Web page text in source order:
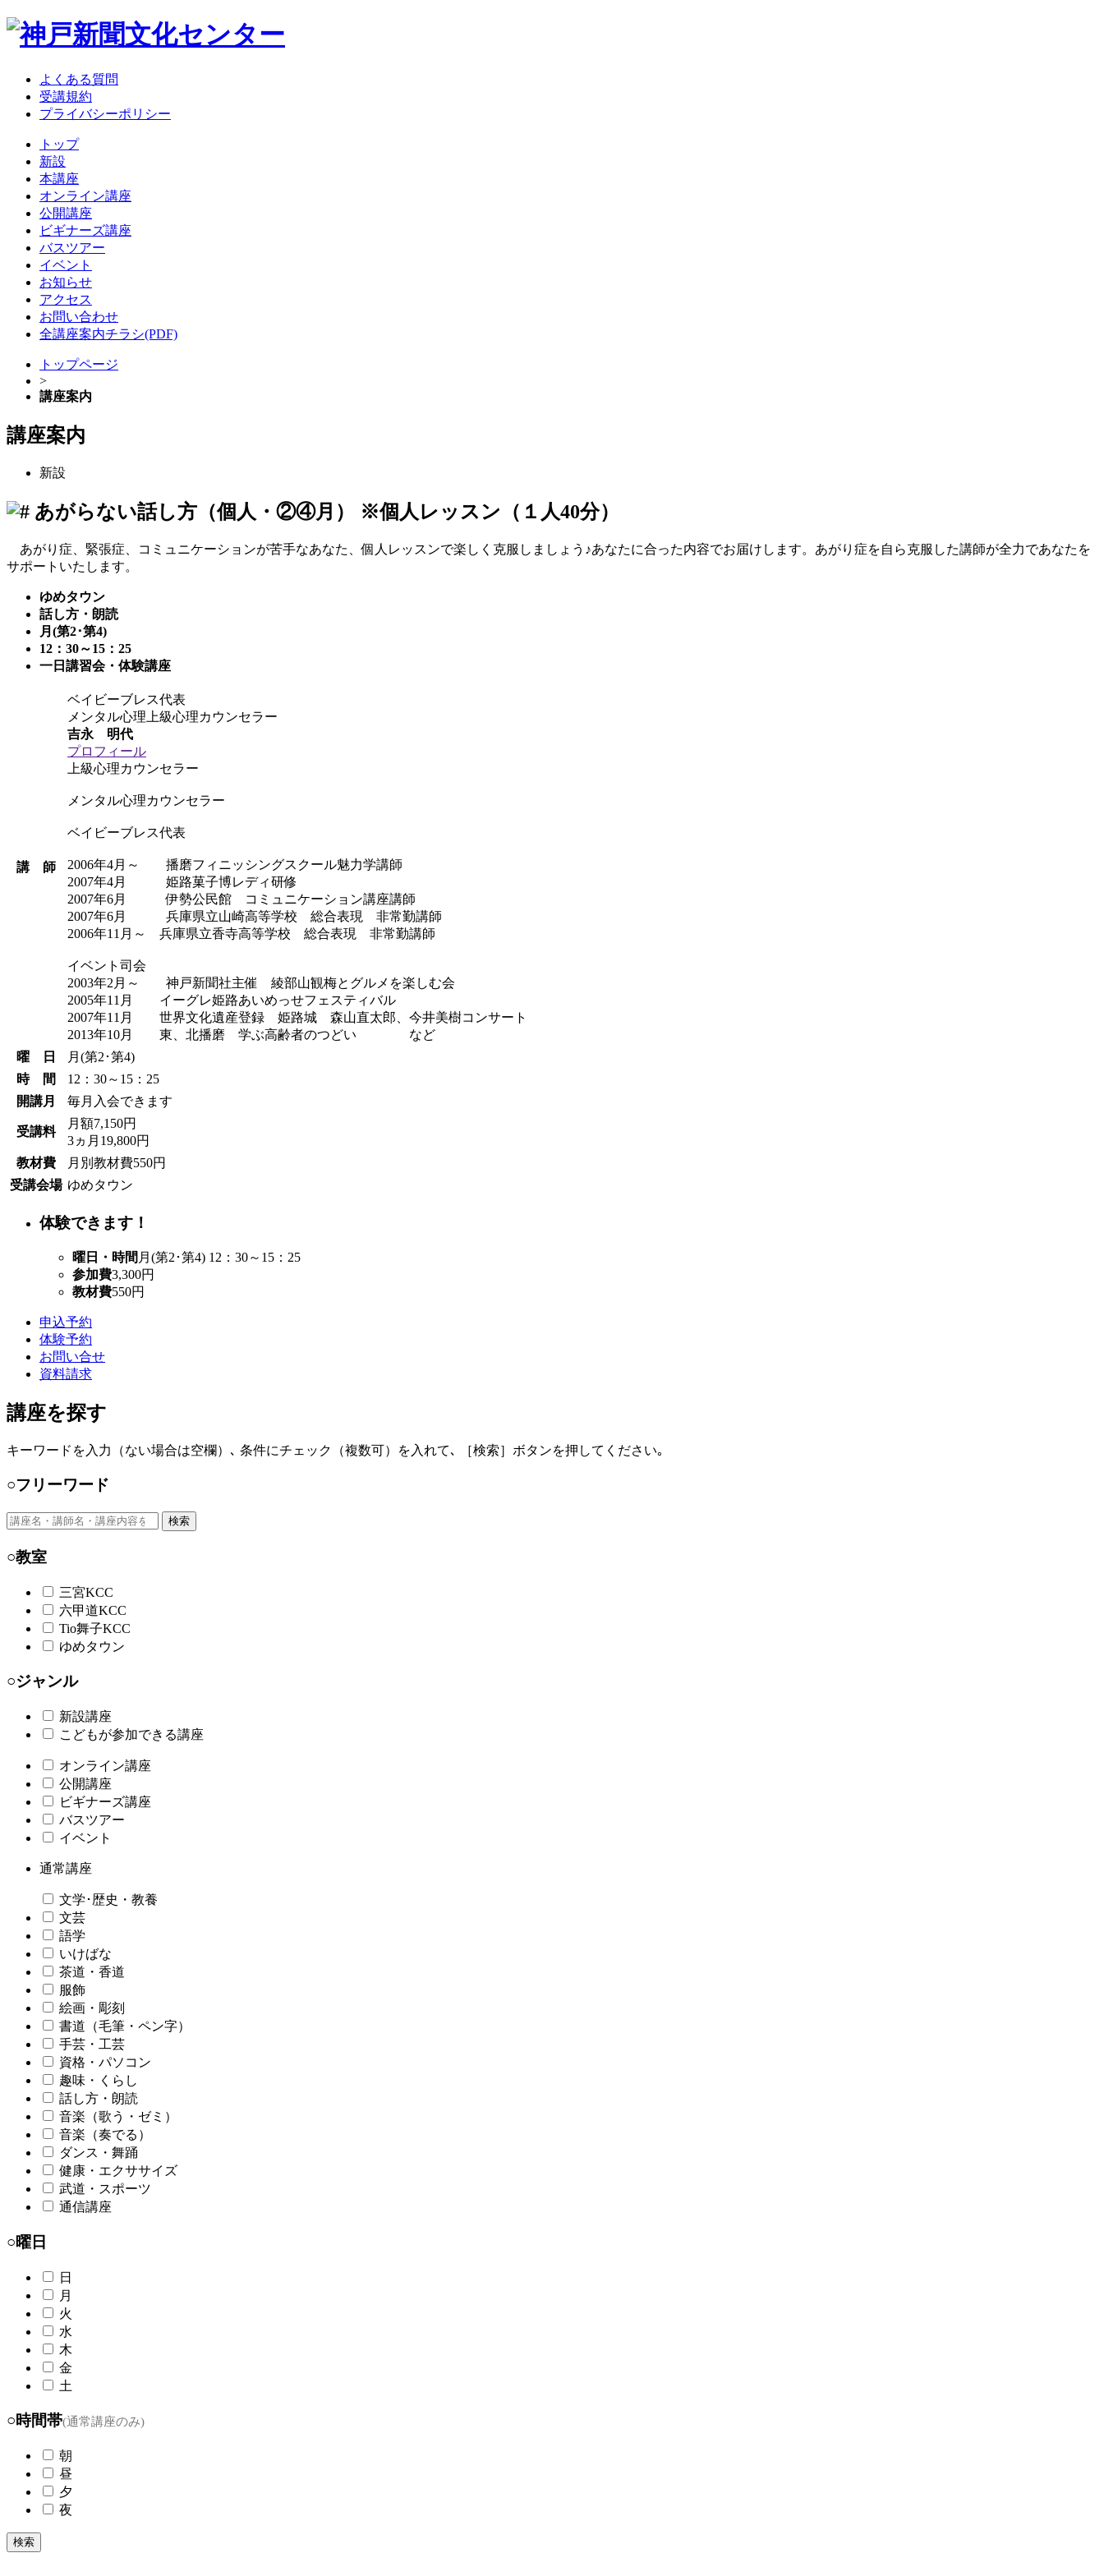
よくある質問
受講規約
プライバシーポリシー
トップ
新設
本講座
オンライン講座
公開講座
ビギナーズ講座
バスツアー
イベント
お知らせ
アクセス
お問い合わせ
全講座案内チラシ(PDF)
トップページ
>
講座案内
講座案内
新設
あがらない話し方（個人・②④月） ※個人レッスン（１人40分）
あがり症、緊張症、コミュニケーションが苦手なあなた、個人レッスンで楽しく克服しましょう♪あなたに合った内容でお届けします。あがり症を自ら克服した講師が全力であなたを
サポートいたします。
ゆめタウン
話し方・朗読
月(第2･第4)
12：30～15：25
一日講習会・体験講座
講 師
ベイビーブレス代表
メンタル心理上級心理カウンセラー
吉永 明代
プロフィール
上級心理カウンセラー
メンタル心理カウンセラー
ベイビーブレス代表
2006年4月～ 播磨フィニッシングスクール魅力学講師
2007年4月 姫路菓子博レディ研修
2007年6月 伊勢公民館 コミュニケーション講座講師
2007年6月 兵庫県立山崎高等学校 総合表現 非常勤講師
2006年11月～ 兵庫県立香寺高等学校 総合表現 非常勤講師
イベント司会
2003年2月～ 神戸新聞社主催 綾部山観梅とグルメを楽しむ会
2005年11月 イーグレ姫路あいめっせフェスティバル
2007年11月 世界文化遺産登録 姫路城 森山直太郎、今井美樹コンサート
2013年10月 東、北播磨 学ぶ高齢者のつどい など
曜 日
月(第2･第4)
時 間
12：30～15：25
開講月
毎月入会できます
受講料
月額7,150円
3ヵ月19,800円
教材費
月別教材費550円
受講会場 ゆめタウン
体験できます！
曜日・時間 月(第2･第4) 12：30～15：25
参加費3,300円
教材費550円
申込予約
体験予約
お問い合せ
資料請求
講座を探す
キーワードを入力（ない場合は空欄）､ 条件にチェック（複数可）を入れて､ ［検索］ボタンを押してください｡
○フリーワード
検索
○教室
三宮KCC
六甲道KCC
Tio舞子KCC
ゆめタウン
○ジャンル
新設講座
こどもが参加できる講座
オンライン講座
公開講座
ビギナーズ講座
バスツアー
イベント
通常講座
文学･歴史・教養
文芸
語学
いけばな
茶道・香道
服飾
絵画・彫刻
書道（毛筆・ペン字）
手芸・工芸
資格・パソコン
趣味・くらし
話し方・朗読
音楽（歌う・ゼミ）
音楽（奏でる）
ダンス・舞踊
健康・エクササイズ
武道・スポーツ
通信講座
○曜日
日
月
火
水
木
金
土
○時間帯(通常講座のみ)
朝
昼
夕
夜
検索